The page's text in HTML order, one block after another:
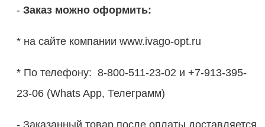
- Заказ можно оформить:
* на сайте компании www.ivago-opt.ru
* По телефону: 8-800-511-23-02 и +7-913-395-
23-06 (Whats App, Телеграмм)
- Заказанный товар после оплаты доставляется